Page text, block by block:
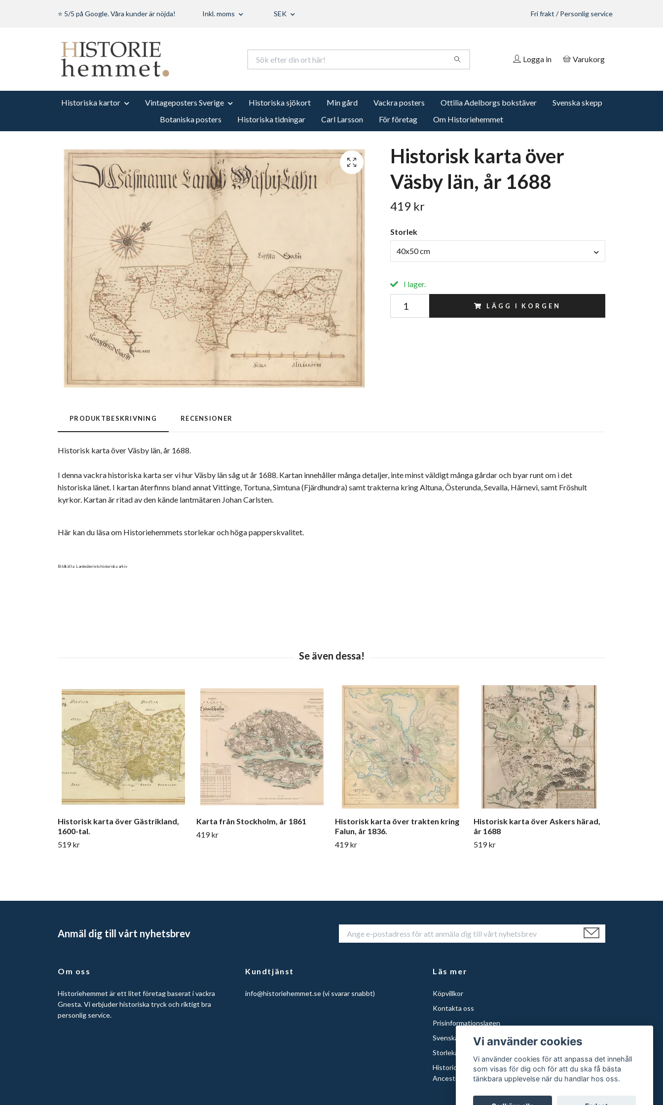
⭐ 5/5 på Google. Våra kunder är nöjda! Inkl. moms SEK Fri frakt / Personlig service
Logga in Varukorg
Historiska kartor Vintageposters Sverige Historiska sjökort Min gård Vackra posters Ottilia Adelborgs bokstäver
Svenska skepp
Botaniska posters
Historiska tidningar Carl Larsson För företag Om Historiehemmet
Historisk karta över
Väsby län, år 1688
419 kr
Storlek
40x50 cm
I lager.
LÄGG I KORGEN
PRODUKTBESKRIVNING RECENSIONER
Historisk karta över Väsby län, år 1688.
I denna vackra historiska karta ser vi hur Väsby län såg ut år 1688. Kartan innehåller många detaljer, inte minst väldigt många gårdar och byar runt om i det
historiska länet. I kartan återfinns bland annat Vittinge, Tortuna, Simtuna (Fjärdhundra) samt trakterna kring Altuna, Österunda, Sevalla, Härnevi, samt Fröshult
kyrkor. Kartan är ritad av den kände lantmätaren Johan Carlsten.
Här kan du läsa om Historiehemmets storlekar och höga papperskvalitet.
Bildkälla: Lantmäteriets historiska arkiv
Historisk karta över Gästrikland,
1600-tal.
519 kr
Karta från Stockholm, år 1861
419 kr
Historisk karta över trakten kring
Falun, år 1836.
419 kr
Historisk karta över Askers härad,
år 1688
519 kr
Anmäl dig till vårt nyhetsbrev
Om oss
Historiehemmet är ett litet företag baserat i vackra
Gnesta. Vi erbjuder historiska tryck och riktigt bra
personlig service.
Kundtjänst
info@historiehemmet.se(vi svarar snabbt)
Läs mer
Köpvillkor
Kontakta oss
Prisinformationslagen
Svenska Städer
Storlekar och papper
Historical Maps of Sweden for Americans with Swedish
Ancestry | Histor
Vi använder cookies
Vi använder cookies för att anpassa det innehåll
som visas för dig och för att du ska få bästa
tänkbara upplevelse när du handlar hos oss.